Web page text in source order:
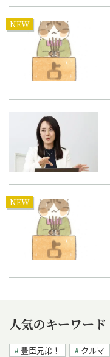
NEW
NEW
人気のキーワード
豊臣兄弟！ クルマ